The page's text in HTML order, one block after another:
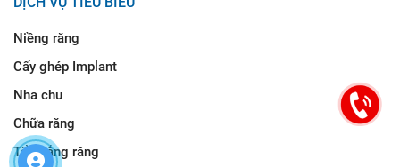
Niềng răng
Cấy ghép Implant
Nha chu
Chữa răng
Tẩy trắng răng